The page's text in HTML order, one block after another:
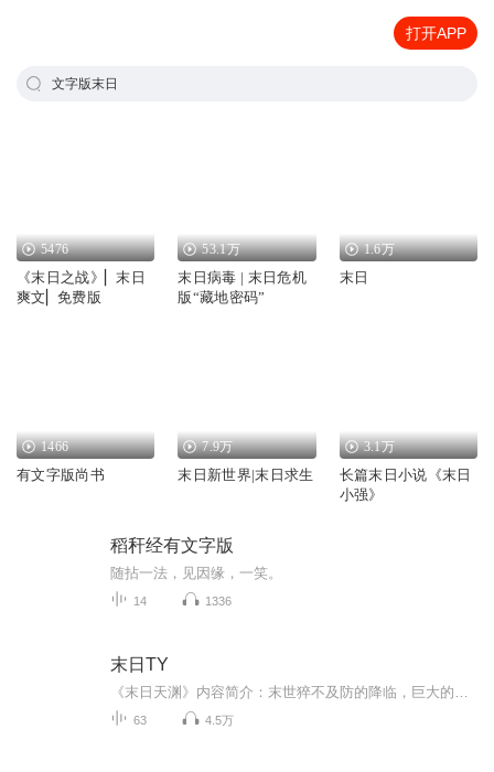
打开APP
文字版末日
5476
《末日之战》▏末日
爽文▏免费版
53.1万
末日病毒 | 末日危机
版“藏地密码”
1.6万
末日
1466
有文字版尚书
7.9万
末日新世界|末日求生
3.1万
长篇末日小说《末日
小强》
稻秆经有文字版
随拈一法，见因缘，一笑。
14 1336
末日TY
63 4.5万